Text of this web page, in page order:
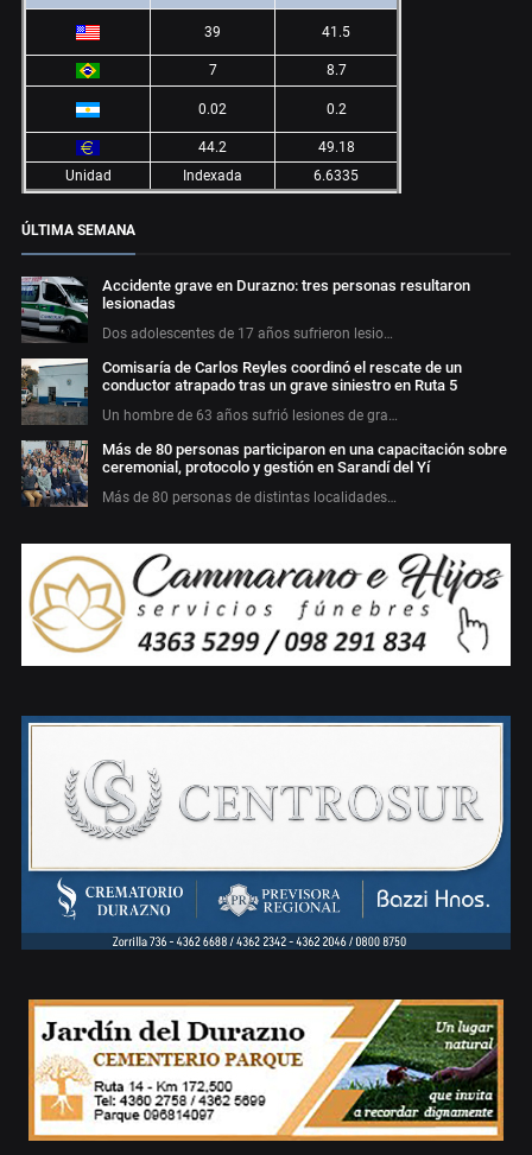
39 41.5
7 8.7
0.02 0.2
44.2
49.18
Unidad
Indexada 6.6335
ÚLTIMA SEMANA
Accidente grave en Durazno: tres personas resultaron
lesionadas
Dos adolescentes de 17 años sufrieron lesio…
Comisaría de Carlos Reyles coordinó el rescate de un
conductor atrapado tras un grave siniestro en Ruta 5
Un hombre de 63 años sufrió lesiones de gra…
Más de 80 personas participaron en una capacitación sobre
ceremonial, protocolo y gestión en Sarandí del Yí
Más de 80 personas de distintas localidades…